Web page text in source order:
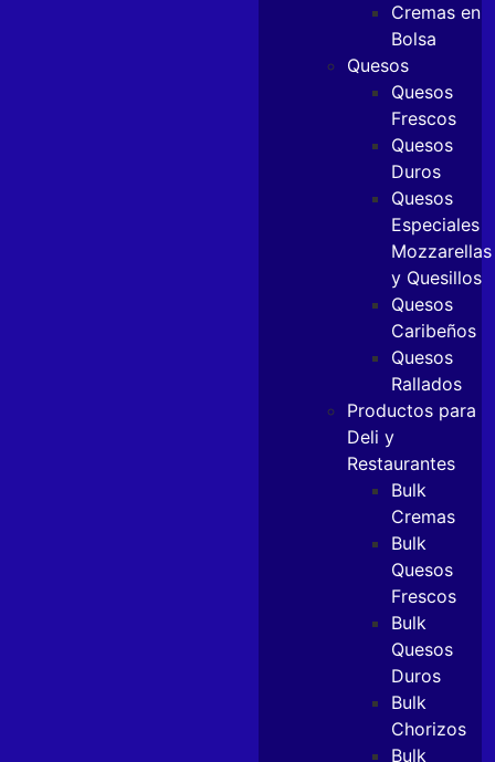
Cremas en
Bolsa
Quesos
Quesos
Frescos
Quesos
Duros
Quesos
Especiales
Mozzarellas
y Quesillos
Quesos
Caribeños
Quesos
Rallados
Productos para
Deli y
Restaurantes
Bulk
Cremas
Bulk
Quesos
Frescos
Bulk
Quesos
Duros
Bulk
Chorizos
Bulk